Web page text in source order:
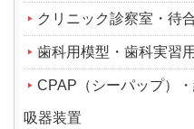
クリニック診察室・待
歯科用模型・歯科実習
CPAP（シーパップ）
吸器装置